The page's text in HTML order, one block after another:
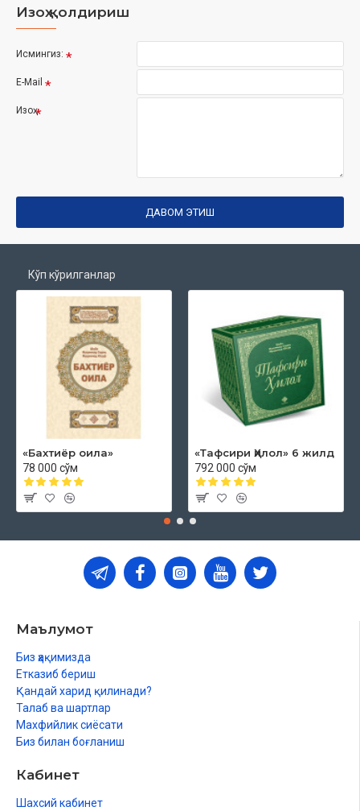
Изоҳ қолдириш
Исмингиз:
E-Mail
Изоҳ
ДАВОМ ЭТИШ
Кўп кўрилганлар
«Бахтиёр оила»
78 000 сўм
«Тафсири Ҳилол» 6 жилд
792 000 сўм
Маълумот
Биз ҳақимизда
Етказиб бериш
Қандай харид қилинади?
Талаб ва шартлар
Махфийлик сиёсати
Биз билан боғланиш
Кабинет
Шахсий кабинет